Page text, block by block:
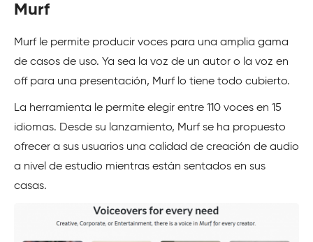
Murf
Murf le permite producir voces para una amplia gama
de casos de uso. Ya sea la voz de un autor o la voz en
off para una presentación, Murf lo tiene todo cubierto.
La herramienta le permite elegir entre 110 voces en 15
idiomas. Desde su lanzamiento, Murf se ha propuesto
ofrecer a sus usuarios una calidad de creación de audio
a nivel de estudio mientras están sentados en sus
casas.